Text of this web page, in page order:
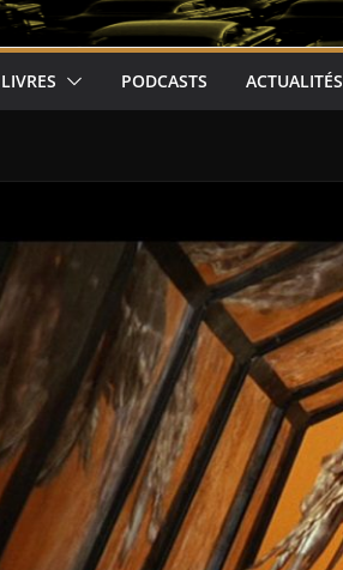
LIVRES PODCASTS ACTUALITÉS